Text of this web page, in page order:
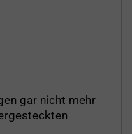
gar nicht mehr